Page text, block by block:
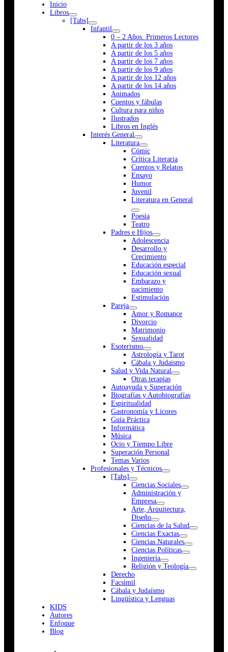
Inicio
Libros
[Tabs]
Infantil
0 – 2 Años. Primeros Lectores
A partir de los 3 años
A partir de los 5 años
A partir de los 7 años
A partir de los 9 años
A partir de los 12 años
A partir de los 14 años
Animados
Cuentos y fábulas
Cultura para niños
Ilustrados
Libros en Inglés
Interés General
Literatura
Cómic
Crítica Literaria
Cuentos y Relatos
Ensayo
Humor
Juvenil
Literatura en General
Poesía
Teatro
Padres e Hijos
Adolescencia
Desarrollo y
Crecimiento
Educación especial
Educación sexual
Embarazo y
nacimiento
Estimulación
Pareja
Amor y Romance
Divorcio
Matrimonio
Sexualidad
Esoterismo
Astrología y Tarot
Cábala y Judaismo
Salud y Vida Natural
Otras terapias
Autoayuda y Superación
Biografías y Autobiografías
Espiritualidad
Gastronomía y Licores
Guía Práctica
Informática
Música
Ocio y Tiempo Libre
Superación Personal
Temas Varios
Profesionales y Técnicos
[Tabs]
Ciencias Sociales
Administración y
Empresa
Arte, Arquitectura,
Diseño
Ciencias de la Salud
Ciencias Exactas
Ciencias Naturales
Ciencias Políticas
Ingeniería
Religión y Teología
Derecho
Facsímil
Cábala y Judaísmo
Lingüística y Lenguas
KIDS
Autores
Enfoque
Blog